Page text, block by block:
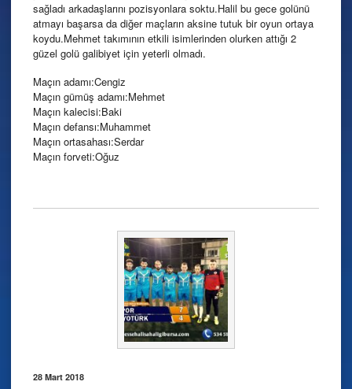
sağladı arkadaşlarını pozisyonlara soktu.Halil bu gece golünü
atmayı başarsa da diğer maçların aksine tutuk bir oyun ortaya
koydu.Mehmet takımının etkili isimlerinden olurken attığı 2
güzel golü galibiyet için yeterli olmadı.
Maçın adamı:Cengiz
Maçın gümüş adamı:Mehmet
Maçın kalecisi:Baki
Maçın defansı:Muhammet
Maçın ortasahası:Serdar
Maçın forveti:Oğuz
28 Mart 2018